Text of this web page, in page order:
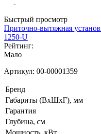
Быстрый просмотр
Приточно-вытяжная
1250-U
Рейтинг:
Мало
Артикул: 00-00001359
Бренд
Габариты (ВхШхГ), мм
Гарантия
Глубина, см
Мощность, кВт